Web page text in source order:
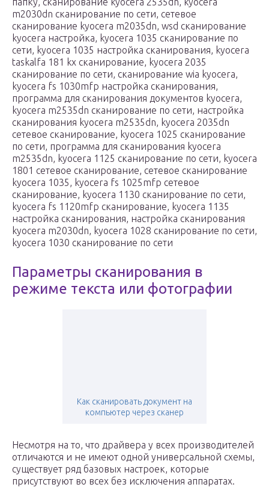
m2030dn сканирование по сети, сетевое
сканирование kyocera m2035dn, wsd сканирование
kyocera настройка, kyocera 1035 сканирование по
сети, kyocera 1035 настройка сканирования, kyocera
taskalfa 181 kx сканирование, kyocera 2035
сканирование по сети, сканирование wia kyocera,
kyocera fs 1030mfp настройка сканирования,
программа для сканирования документов kyocera,
kyocera m2535dn сканирование по сети, настройка
сканирования kyocera m2535dn, kyocera 2035dn
сетевое сканирование, kyocera 1025 сканирование
по сети, программа для сканирования kyocera
m2535dn, kyocera 1125 сканирование по сети, kyocera
1801 сетевое сканирование, сетевое сканирование
kyocera 1035, kyocera fs 1025mfp сетевое
сканирование, kyocera 1130 сканирование по сети,
kyocera fs 1120mfp сканирование, kyocera 1135
настройка сканирования, настройка сканирования
kyocera m2030dn, kyocera 1028 сканирование по сети,
kyocera 1030 сканирование по сети
Параметры сканирования в
режиме текста или фотографии
Как сканировать документ на
компьютер через сканер
Несмотря на то, что драйвера у всех производителей
отличаются и не имеют одной универсальной схемы,
существует ряд базовых настроек, которые
присутствуют во всех без исключения аппаратах.